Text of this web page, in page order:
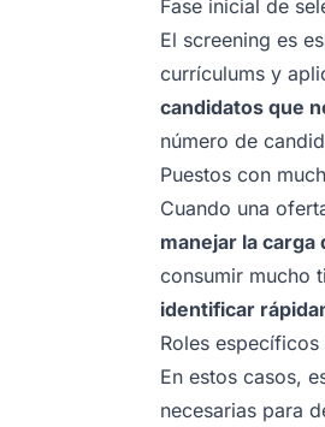
Fase inicial de
El screening es
currículums y
candidatos que
número de
Puestos con
Cuando una
manejar la carga
consumir mucho
identificar
Roles
En estos casos,
necesarias para